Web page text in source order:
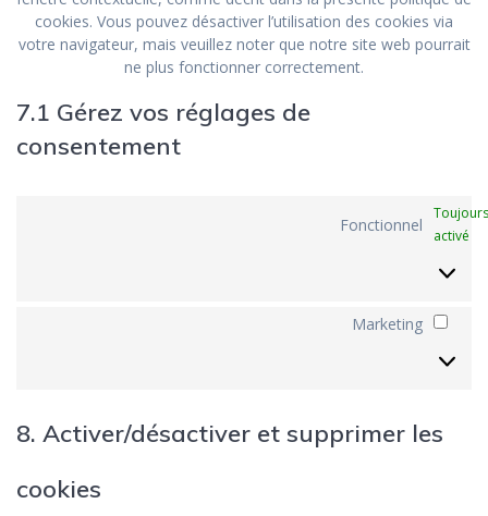
cookies. Vous pouvez désactiver l’utilisation des cookies via
votre navigateur, mais veuillez noter que notre site web pourrait
ne plus fonctionner correctement.
7.1 Gérez vos réglages de
consentement
Fonctionnel
Toujours
activé
Marketing
8. Activer/désactiver et supprimer les
cookies